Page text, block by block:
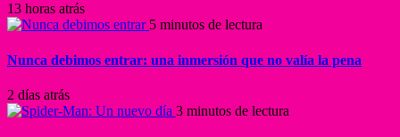
13 horas atrás
5 minutos de lectura
Nunca debimos entrar: una inmersión que no valía la pena
2 días atrás
3 minutos de lectura